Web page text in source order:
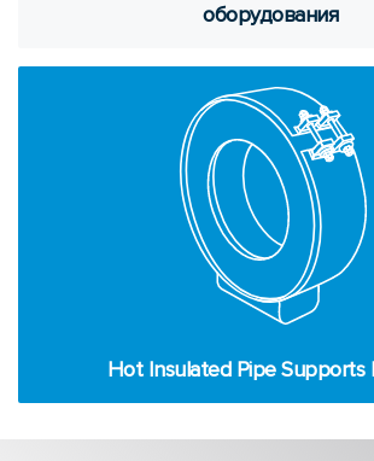
обо­ру­до­ва­ния
Hot Insulated Pipe Supports